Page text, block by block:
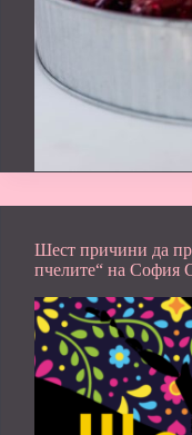
Шест причини да
пчелите“ на София